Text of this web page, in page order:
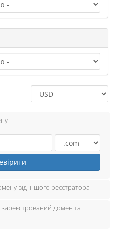
від іншого реєстратора
домен та